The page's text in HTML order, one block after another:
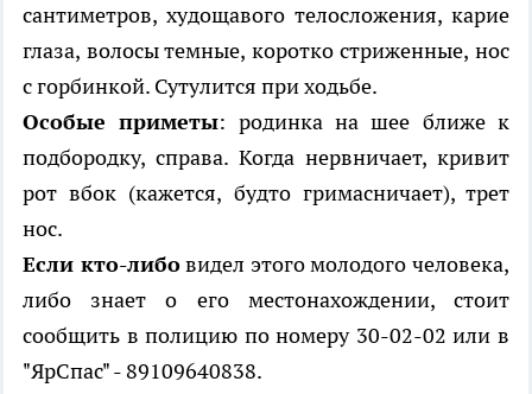
сантиметров, худощавого телосложения, карие
глаза, волосы темные, коротко стриженные, нос
с горбинкой. Сутулится при ходьбе.
Особые приметы: родинка на шее ближе к
подбородку, справа. Когда нервничает, кривит
рот вбок (кажется, будто гримасничает), трет
нос.
Если кто-либовидел этого молодого человека,
либо знает о его местонахождении, стоит
сообщить в полицию по номеру 30-02-02 или в
"ЯрСпас" - 89109640838.